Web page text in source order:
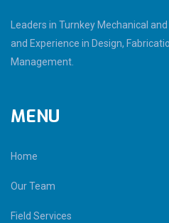
Leaders in Turnkey Mechanical
and Experience in Design,
Management.
MENU
Home
Our Team
Field Services